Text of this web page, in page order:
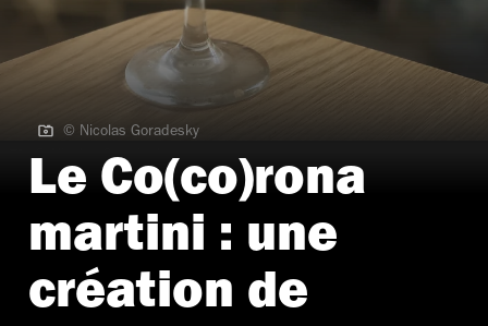
© Nicolas Goradesky
© Nicolas Goradesky
Le Co(co)rona
martini : une
création de